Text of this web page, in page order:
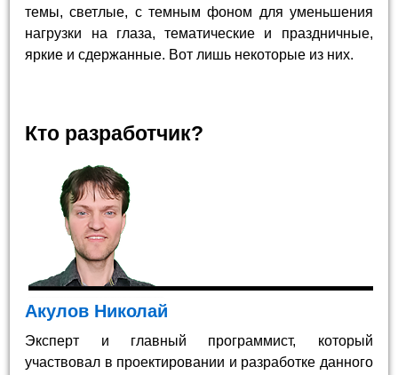
темы, светлые, с темным фоном для уменьшения
нагрузки на глаза, тематические и праздничные,
яркие и сдержанные. Вот лишь некоторые из них.
Кто разработчик?
Акулов Николай
Эксперт и главный программист, который
участвовал в проектировании и разработке данного